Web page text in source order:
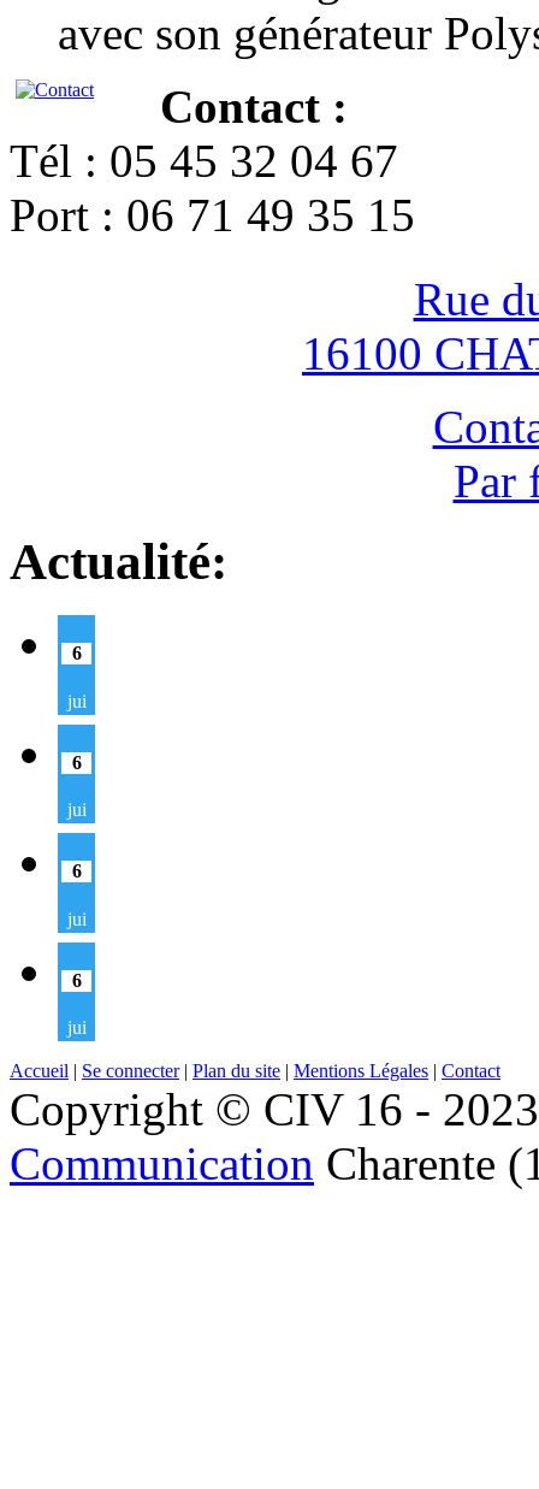
avec son générateur
Contact :
Tél : 05 45 32 04 67
Port : 06 71 49 35 15
Rue
16100
Par
Actualité:
6
jui
6
jui
6
jui
6
jui
Accueil | Se connecter| Plan du site | Mentions Légales | Contact
Copyright © CIV 16 -
Communication Charente